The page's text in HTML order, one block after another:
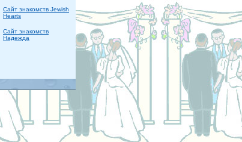
Сайт знакомств Jewish
Hearts
Сайт знакомств
Надежда